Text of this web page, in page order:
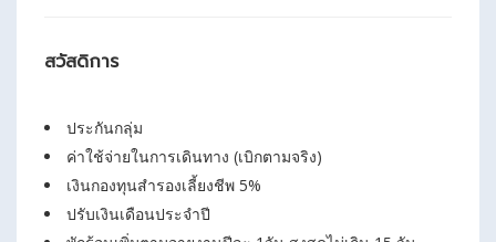
สวัสดิการ
ประกันกลุ่ม
ค่าใช้จ่ายในการเดินทาง (เบิกตามจริง)
เงินกองทุนสำรองเลี้ยงชีพ 5%
ปรับเงินเดือนประจำปี